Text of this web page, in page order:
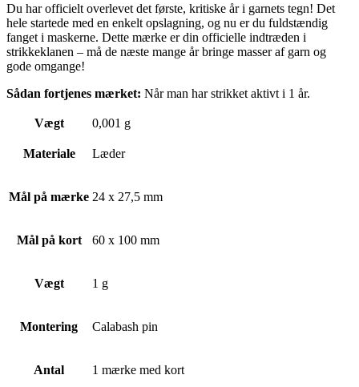
Du har officielt overlevet det første, kritiske år i garnets tegn! Det
hele startede med en enkelt opslagning, og nu er du fuldstændig
fanget i maskerne. Dette mærke er din officielle indtræden i
strikkeklanen – må de næste mange år bringe masser af garn og
gode omgange!
Sådan fortjenes mærket: Når man har strikket aktivt i 1 år.
Vægt 0,001 g
Materiale Læder
Mål på mærke 24 x 27,5 mm
Mål på kort 60 x 100 mm
Vægt 1 g
Montering Calabash pin
Antal 1 mærke med kort